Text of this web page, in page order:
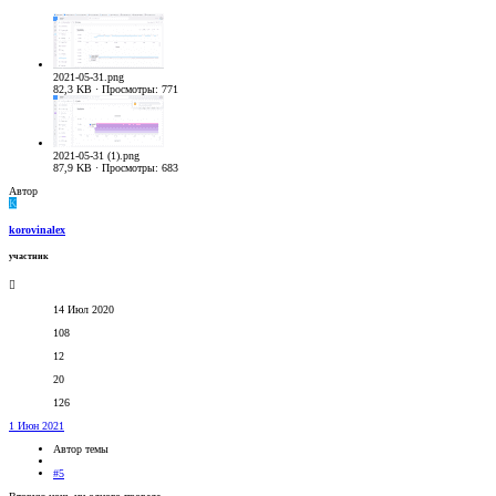
2021-05-31.png
82,3 KB · Просмотры: 771
2021-05-31 (1).png
87,9 KB · Просмотры: 683
Автор
K
korovinalex
участник
14 Июл 2020
108
12
20
126
1 Июн 2021
Автор темы
#5